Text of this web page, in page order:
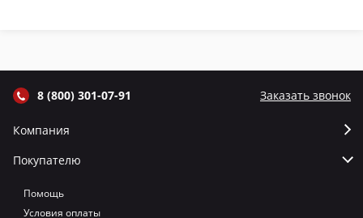
8 (800) 301-07-91 Заказать звонок
Компания
Покупателю
Помощь
Условия оплаты